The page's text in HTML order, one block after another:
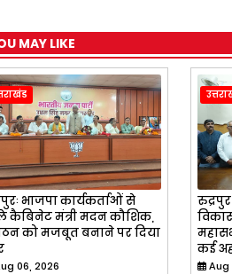
MAY LIKE
भाजपा कार्यकर्ताओं से
कैबिनेट मंत्री मदन कौशिक,
को मजबूत बनाने पर दिया
06, 2026
कई
Aug